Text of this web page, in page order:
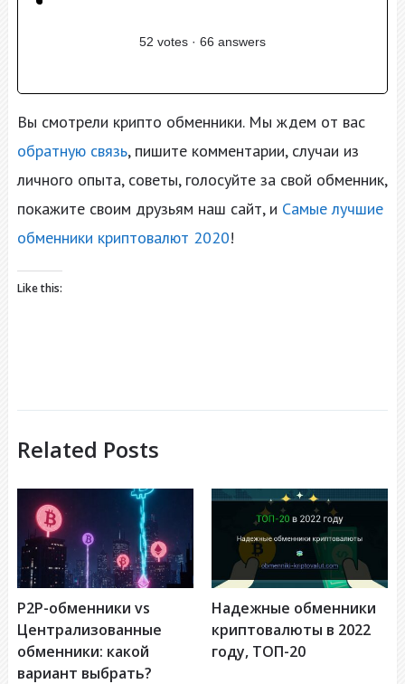
52 votes· 66 answers
Вы смотрели крипто обменники. Мы ждем от вас
обратную связь, пишите комментарии, случаи из
личного опыта, советы, голосуйте за свой обменник,
покажите своим друзьям наш сайт, и Самые лучшие
обменники криптовалют 2020!
Like this:
Related Posts
P2P-обменники vs
Централизованные
обменники: какой
вариант выбрать?
Надежные обменники
криптовалюты в 2022
году, ТОП-20